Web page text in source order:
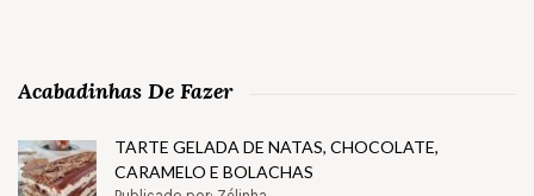
Acabadinhas De Fazer
TARTE GELADA DE NATAS, CHOCOLATE,
CARAMELO E BOLACHAS